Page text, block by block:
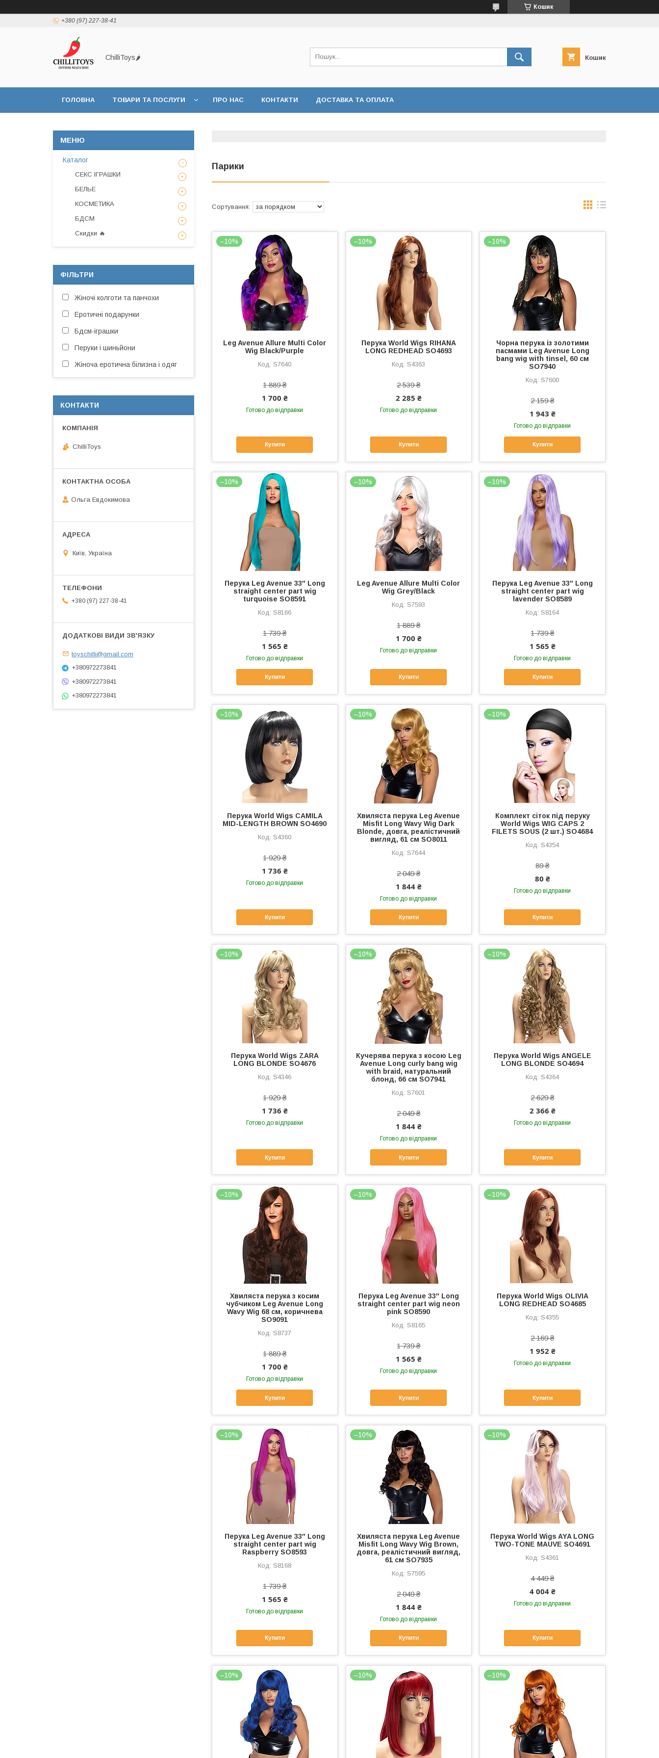
Кошик
+380 (97) 227-38-41
ChilliToys🌶️ Кошик
ГОЛОВНА ТОВАРИ ТА ПОСЛУГИ ПРО НАС КОНТАКТИ ДОСТАВКА ТА ОПЛАТА
Парики
–10%
Leg Avenue Allure Multi Color
Wig Black/Purple
S7640
1 889 ₴
1 700 ₴
Готово до відправки
Купити
–10%
Перука World Wigs RIHANA
LONG REDHEAD SO4693
S4363
2 539 ₴
2 285 ₴
Готово до відправки
Купити
–10%
Чорна перука із золотими
пасмами Leg Avenue Long
bang wig with tinsel, 60 см
SO7940
S7600
2 159 ₴
1 943 ₴
Готово до відправки
Купити
–10%
Перука Leg Avenue 33″ Long
straight center part wig
turquoise SO8591
S8166
1 739 ₴
1 565 ₴
Готово до відправки
Купити
–10%
Leg Avenue Allure Multi Color
Wig Grey/Black
S7593
1 889 ₴
1 700 ₴
Готово до відправки
Купити
–10%
Перука Leg Avenue 33″ Long
straight center part wig
lavender SO8589
S8164
1 739 ₴
1 565 ₴
Готово до відправки
Купити
–10%
Перука World Wigs CAMILA
MID-LENGTH BROWN SO4690
S4360
1 929 ₴
1 736 ₴
Готово до відправки
Купити
–10%
Хвиляста перука Leg Avenue
Misfit Long Wavy Wig Dark
Blonde, довга, реалістичний
вигляд, 61 см SO8011
S7644
2 049 ₴
1 844 ₴
Готово до відправки
Купити
–10%
Комплект сіток під перуку
World Wigs WIG CAPS 2
FILETS SOUS (2 шт.) SO4684
S4354
89 ₴
80 ₴
Готово до відправки
Купити
–10%
Перука World Wigs ZARA
LONG BLONDE SO4676
S4346
1 929 ₴
1 736 ₴
Готово до відправки
Купити
–10%
Кучерява перука з косою Leg
Avenue Long curly bang wig
with braid, натуральний
блонд, 66 см SO7941
S7601
2 049 ₴
1 844 ₴
Готово до відправки
Купити
–10%
Перука World Wigs ANGELE
LONG BLONDE SO4694
S4364
2 629 ₴
2 366 ₴
Готово до відправки
Купити
–10%
Хвиляста перука з косим
чубчиком Leg Avenue Long
Wavy Wig 68 см, коричнева
SO9091
S8737
1 889 ₴
1 700 ₴
Готово до відправки
Купити
–10%
Перука Leg Avenue 33″ Long
straight center part wig neon
pink SO8590
S8165
1 739 ₴
1 565 ₴
Готово до відправки
Купити
–10%
Перука World Wigs OLIVIA
LONG REDHEAD SO4685
S4355
2 169 ₴
1 952 ₴
Готово до відправки
Купити
–10%
Перука Leg Avenue 33″ Long
straight center part wig
Raspberry SO8593
S8168
1 739 ₴
1 565 ₴
Готово до відправки
Купити
–10%
Хвиляста перука Leg Avenue
Misfit Long Wavy Wig Brown,
довга, реалістичний вигляд,
61 см SO7935
S7595
2 049 ₴
1 844 ₴
Готово до відправки
Купити
–10%
Перука World Wigs AYA LONG
TWO-TONE MAUVE SO4691
S4361
4 449 ₴
4 004 ₴
Готово до відправки
Купити
–10% –10% –10%
Каталог
СЕКС ІГРАШКИ
БЕЛЬЕ
КОСМЕТИКА
БДСМ
Скидки 🔥
ФІЛЬТРИ
Жіночі колготи та панчохи
Еротичні подарунки
Бдсм-іграшки
Перуки і шиньйони
Жіноча еротична білизна і одяг
КОНТАКТИ
ChilliToys
Ольга Евдокимова
Київ, Україна
+380 (97) 227-38-41
toyschilli@gmail.com
+380972273841
+380972273841
+380972273841